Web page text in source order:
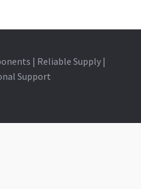
| Reliable Supply |
Support